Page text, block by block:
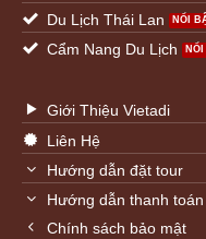
Du Lịch Thái Lan
Cẩm Nang Du Lịch
Giới Thiệu Vietadi
Liên Hệ
Hướng dẫn đặt tour
Hướng dẫn thanh toán
Chính sách bảo mật